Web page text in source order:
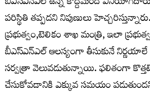
పరిస్థితి తప్పదని నిపుణులు
ప్ర‌భుత్వం,టెలికం శాఖ మంత్రి, ఇలా
బీఎస్ఎన్ఎల్‌ ఆల‌స్యంగా తీసుకునే
స‌ర్వ‌త్రా వెలువ‌డుతున్నాయి. ఫ‌లితంగా
చేసుకోవ‌డానికి ఎక్కువ స‌మ‌యం